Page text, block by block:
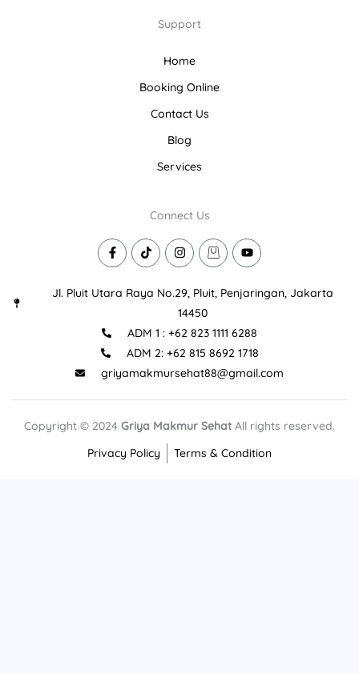
Support
Home
Booking Online
Contact Us
Blog
Services
Connect Us
F
a
e
b
k
T
i
t
o
I
n
t
a
g
a
m
I
c
n
-
o
p
p
i
n
b
a
-
Y
o
t
u
Jl. Pluit Utara Raya No.29, Pluit, Penjaringan, Jakarta
14450
ADM 1 : +62 823 1111 6288
ADM 2: +62 815 8692 1718
griyamakmursehat88@gmail.com
Copyright © 2024 Griya Makmur Sehat All rights reserved.
Privacy Policy
Terms & Condition